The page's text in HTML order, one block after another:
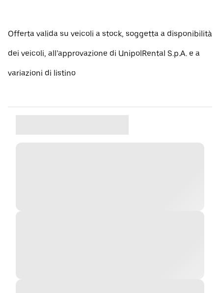
Offerta valida su veicoli a stock, soggetta a disponibilità
dei veicoli, all’approvazione di UnipolRental S.p.A. e a
variazioni di listino